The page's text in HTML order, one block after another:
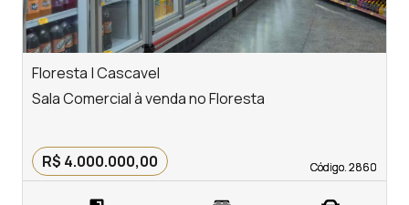
Floresta | Cascavel
Código. 2860
Código. 2860
Sala Comercial à venda no Floresta
R$ 4.000.000,00